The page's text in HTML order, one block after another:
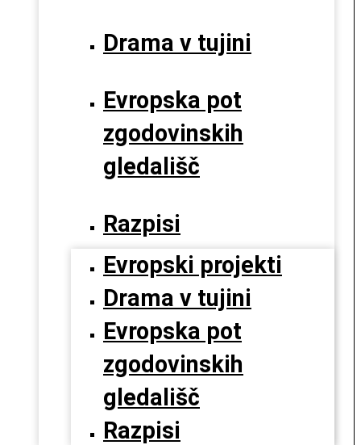
Drama v tujini
Evropska pot
zgodovinskih
gledališč
Razpisi
Evropski projekti
Drama v tujini
Evropska pot
zgodovinskih
gledališč
Razpisi